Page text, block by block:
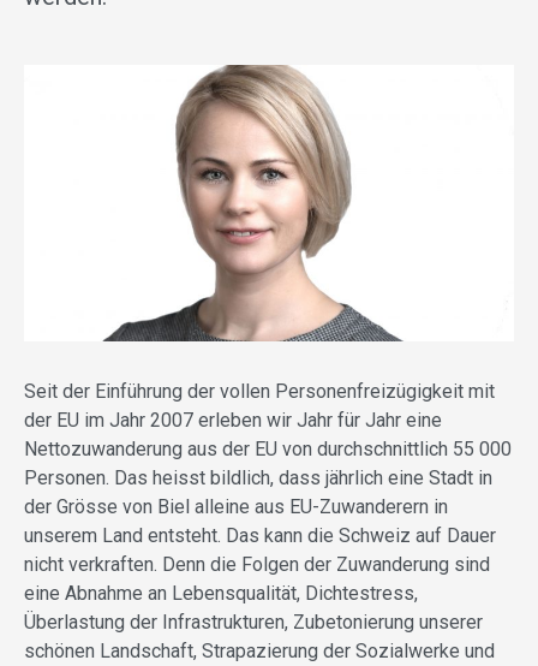
Seit der Einführung der vollen Personenfreizügigkeit mit
der EU im Jahr 2007 erleben wir Jahr für Jahr eine
Nettozuwanderung aus der EU von durchschnittlich 55 000
Personen. Das heisst bildlich, dass jährlich eine Stadt in
der Grösse von Biel alleine aus EU-Zuwanderern in
unserem Land entsteht. Das kann die Schweiz auf Dauer
nicht verkraften. Denn die Folgen der Zuwanderung sind
eine Abnahme an Lebensqualität, Dichtestress,
Überlastung der Infrastrukturen, Zubetonierung unserer
schönen Landschaft, Strapazierung der Sozialwerke und